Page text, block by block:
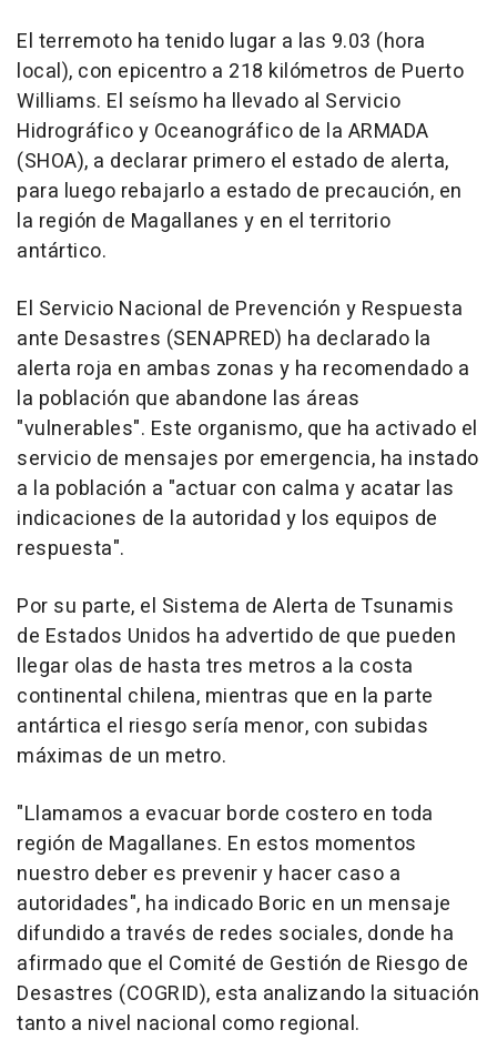
El terremoto ha tenido lugar a las 9.03 (hora
local), con epicentro a 218 kilómetros de Puerto
Williams. El seísmo ha llevado al Servicio
Hidrográfico y Oceanográfico de la ARMADA
(SHOA), a declarar primero el estado de alerta,
para luego rebajarlo a estado de precaución, en
la región de Magallanes y en el territorio
antártico.
El Servicio Nacional de Prevención y Respuesta
ante Desastres (SENAPRED) ha declarado la
alerta roja en ambas zonas y ha recomendado a
la población que abandone las áreas
"vulnerables". Este organismo, que ha activado el
servicio de mensajes por emergencia, ha instado
a la población a "actuar con calma y acatar las
indicaciones de la autoridad y los equipos de
respuesta".
Por su parte, el Sistema de Alerta de Tsunamis
de Estados Unidos ha advertido de que pueden
llegar olas de hasta tres metros a la costa
continental chilena, mientras que en la parte
antártica el riesgo sería menor, con subidas
máximas de un metro.
"Llamamos a evacuar borde costero en toda
región de Magallanes. En estos momentos
nuestro deber es prevenir y hacer caso a
autoridades", ha indicado Boric en un mensaje
difundido a través de redes sociales, donde ha
afirmado que el Comité de Gestión de Riesgo de
Desastres (COGRID), esta analizando la situación
tanto a nivel nacional como regional.